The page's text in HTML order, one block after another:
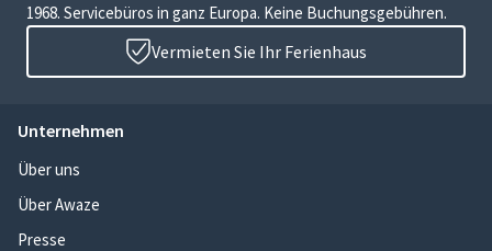
1968. Servicebüros in ganz Europa. Keine Buchungsgebühren.
Vermieten Sie Ihr Ferienhaus
Unternehmen
Über uns
Über Awaze
Presse